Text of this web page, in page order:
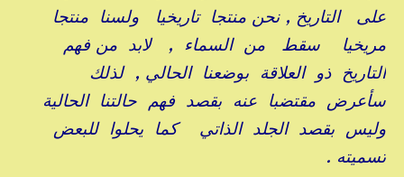
على التاريخ , نحن منتجا تاريخيا ولسنا منتجا
مريخيا سقط من السماء , لابد من فهم
التاريخ ذو العلاقة بوضعنا الحالي , لذلك
سأعرض مقتضبا عنه بقصد فهم حالتنا الحالية
وليس بقصد الجلد الذاتي كما يحلوا للبعض
تسميته .